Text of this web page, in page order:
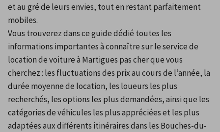
et au gré de leurs envies, tout en restant parfaitement
mobiles.
Vous trouverez dans ce guide dédié toutes les
informations importantes à connaître sur le service de
location de voiture à Martigues pas cher que vous
cherchez : les fluctuations des prix au cours de l’année, la
durée moyenne de location, les loueurs les plus
recherchés, les options les plus demandées, ainsi que les
catégories de véhicules les plus appréciées et les plus
adaptées aux différents itinéraires dans les Bouches-du-